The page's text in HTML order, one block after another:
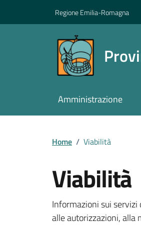
Regione Emilia-Romagna
Amministrazione
Home / Viabilità
Viabilità
Dettagli
Informazioni sui
alle autorizzazioni,